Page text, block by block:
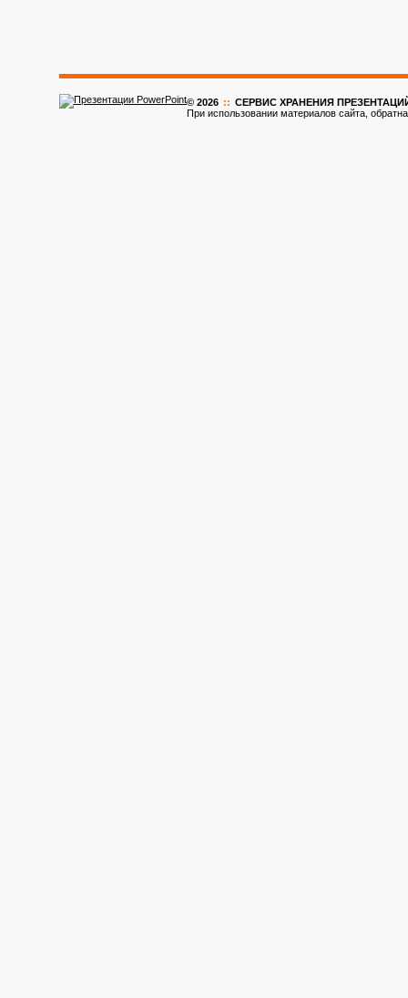
© 2026 :: CЕРВИС ХРАНЕНИЯ ПРЕЗЕНТАЦИЙ
При использовании материалов сайта,